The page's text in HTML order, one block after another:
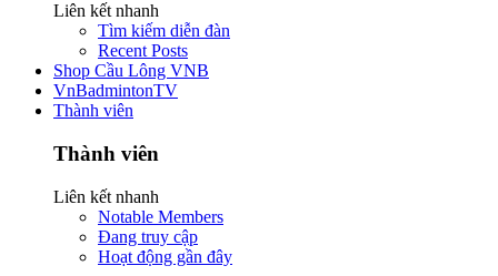
Liên kết nhanh
Tìm kiếm diễn đàn
Recent Posts
Shop Cầu Lông VNB
VnBadmintonTV
Thành viên
Thành viên
Liên kết nhanh
Notable Members
Đang truy cập
Hoạt động gần đây